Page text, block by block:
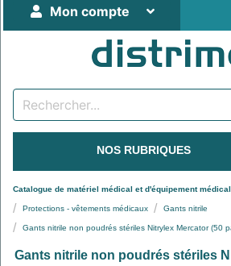
Mon compte
NOS RUBRIQUES
Catalogue de matériel médical et d'équipement médical
Protections - vêtements médicaux Gants nitrile
Gants nitrile non poudrés stériles Nitrylex Mercator (50
Gants nitrile non poudrés stériles